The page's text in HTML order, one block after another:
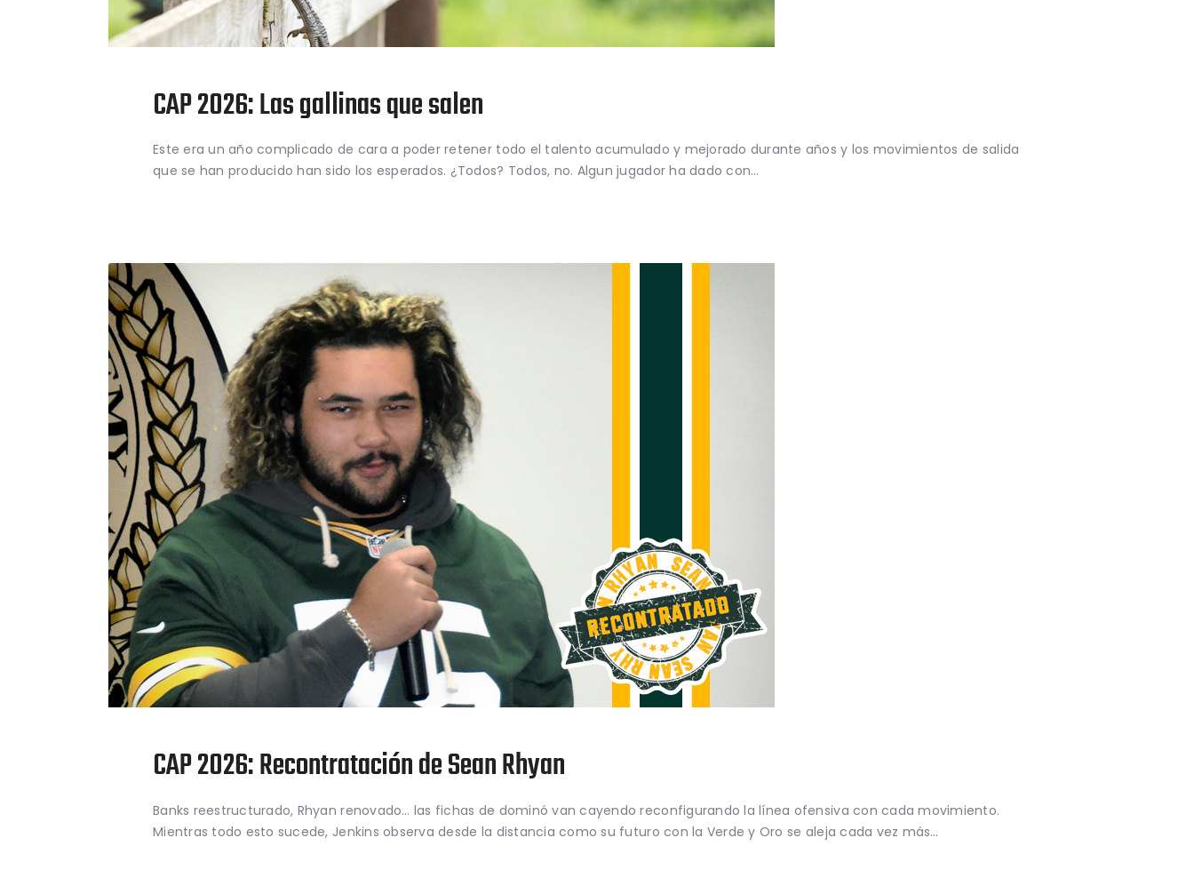
CAP 2026: Las gallinas que salen
Este era un año complicado de cara a poder retener todo el talento acumulado y mejorado durante años y los movimientos de salida
que se han producido han sido los esperados. ¿Todos? Todos, no. Algun jugador ha dado con…
CAP 2026: Recontratación de Sean Rhyan
Banks reestructurado, Rhyan renovado… las fichas de dominó van cayendo reconfigurando la línea ofensiva con cada movimiento.
Mientras todo esto sucede, Jenkins observa desde la distancia como su futuro con la Verde y Oro se aleja cada vez más…